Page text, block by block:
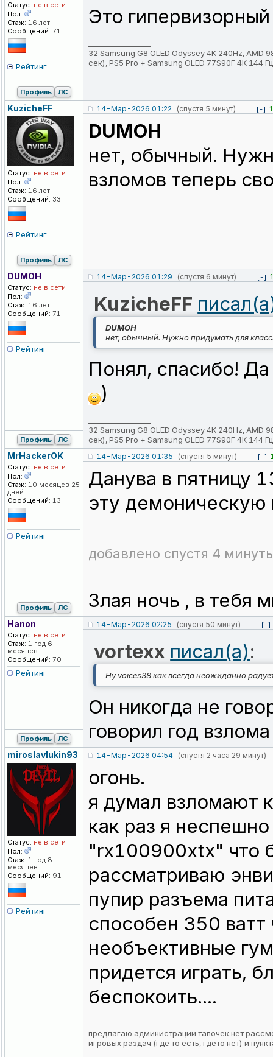
Статус: не в сети
Пол:
Стаж: 16 лет
Сообщений: 71
Рейтинг
Это
32 Samsung G8 OLED Odyssey 4K 240Hz,
сек), PS5 Pro + Samsung OLED 77S90F 4К 144
Профиль ЛС
KuzicheFF
Статус: не в сети
Пол:
Стаж: 16 лет
Сообщений: 33
Рейтинг
14-Мар-2026 01:22 (спустя 5 минут) [-]
DUMOH
нет, обычный.
взломов теперь
Профиль ЛС
DUMOH
Статус: не в сети
Пол:
Стаж: 16 лет
Сообщений: 71
Рейтинг
14-Мар-2026 01:29 (спустя 6 минут) [-]
KuzicheFF
DUMOH
нет, обычный. Нужно придумать для
Понял, спасибо!
)
32 Samsung G8 OLED Odyssey 4K 240Hz,
сек), PS5 Pro + Samsung OLED 77S90F 4К 144
Профиль ЛС
MrHackerOK
Статус: не в сети
Пол:
Стаж: 10 месяцев 25
дней
Сообщений: 13
Рейтинг
14-Мар-2026 01:35 (спустя 5 минут) [-]
Данува в пятницу
эту демоническую
добавлено спустя 4
Злая ночь , в тебя
Профиль ЛС
Hanon
Статус: не в сети
Стаж: 1 год 6
месяцев
Сообщений: 70
Рейтинг
14-Мар-2026 02:25 (спустя 50 минут) [-]
vortexx писал(а):
Ну voices38 как всегда неожиданно
Он никогда не
говорил год
Профиль ЛС
miroslavlukin93
Статус: не в сети
Пол:
Стаж: 1 год 8
месяцев
Сообщений: 91
Рейтинг
14-Мар-2026 04:54 (спустя 2 часа 29 минут)
огонь.
я думал взломают
как раз я
"rx100900xtx" что
рассматриваю
пупир разъема
способен 350 ватт
необъективные
придется играть,
беспокоить....
предлагаю администрации тапочек.нет
игровых раздач (где то есть, гдето нет) и